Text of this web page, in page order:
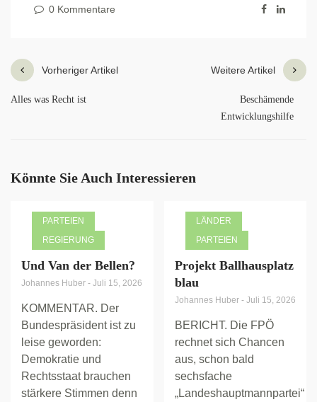
0 Kommentare
Vorheriger Artikel
Alles was Recht ist
Weitere Artikel
Beschämende
Entwicklungshilfe
Könnte Sie Auch Interessieren
PARTEIEN
REGIERUNG
Und Van der Bellen?
Johannes Huber - Juli 15, 2026
KOMMENTAR. Der
Bundespräsident ist zu
leise geworden:
Demokratie und
Rechtsstaat brauchen
stärkere Stimmen denn
LÄNDER
PARTEIEN
Projekt Ballhausplatz
blau
Johannes Huber - Juli 15, 2026
BERICHT. Die FPÖ
rechnet sich Chancen
aus, schon bald
sechsfache
„Landeshauptmannpartei“